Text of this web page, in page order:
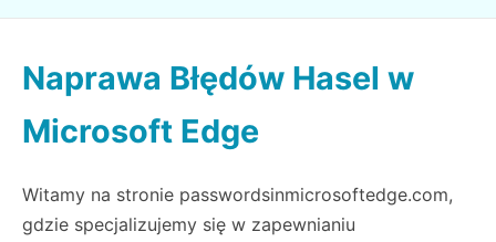
Naprawa Błędów Hasel w
Microsoft Edge
Witamy na stronie passwordsinmicrosoftedge.com,
gdzie specjalizujemy się w zapewnianiu